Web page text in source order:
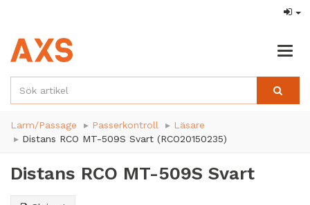
Larm/Passage Passerkontroll
Läsare
Distans RCO MT-509S Svart (RCO20150235)
Distans RCO MT-509S Svart